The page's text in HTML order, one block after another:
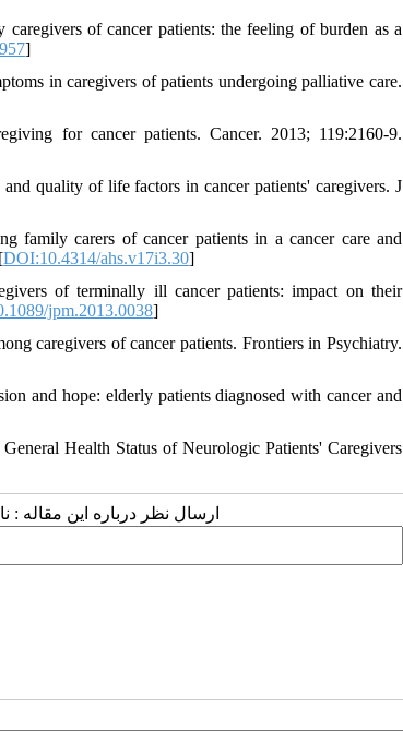
of cancer patients: the feeling of burden as a
]
in caregivers of patients undergoing palliative care.
for cancer patients. Cancer. 2013; 119:2160-9.
quality of life factors in cancer patients' caregivers. J
family carers of cancer patients in a cancer care and
DOI:10.4314/ahs.v17i3.30]
of terminally ill cancer patients: impact on their
jpm.2013.0038]
caregivers of cancer patients. Frontiers in Psychiatry.
and hope: elderly patients diagnosed with cancer and
Health Status of Neurologic Patients' Caregivers
ارسال نظر درباره این مقاله :